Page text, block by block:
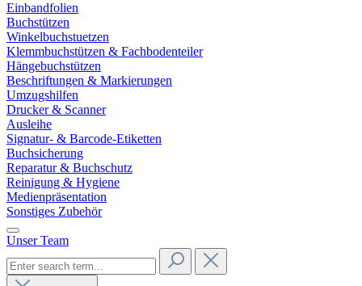
Einbandfolien
Buchstützen
Winkelbuchstuetzen
Klemmbuchstützen & Fachbodenteiler
Hängebuchstützen
Beschriftungen & Markierungen
Umzugshilfen
Drucker & Scanner
Ausleihe
Signatur- & Barcode-Etiketten
Buchsicherung
Reparatur & Buchschutz
Reinigung & Hygiene
Medienpräsentation
Sonstiges Zubehör
Unser Team